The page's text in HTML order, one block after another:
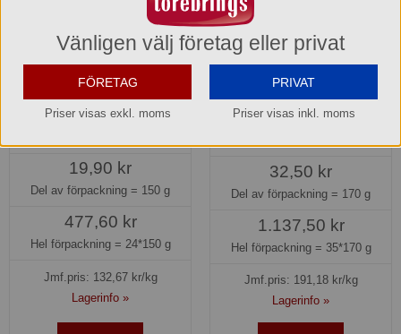
Kex Saltiner Göteborgs Kex
19,90 kr
Del av förpackning = 150 g
477,60 kr
Hel förpackning = 24*150 g
Jmf.pris: 132,67kr/kg
Lagerinfo »
Kex Smörgåsrån Original
Göteborgs Kex
40123
32,50 kr
Del av förpackning = 170 g
1.137,50 kr
Hel förpackning = 35*170 g
Jmf.pris: 191,18kr/kg
Lagerinfo »
Vänligen välj företag eller privat
FÖRETAG
Priser visas exkl. moms
PRIVAT
Priser visas inkl. moms